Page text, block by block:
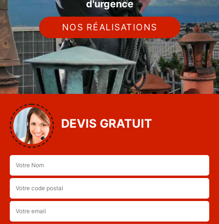
d'urgence
NOS RÉALISATIONS
DEVIS GRATUIT